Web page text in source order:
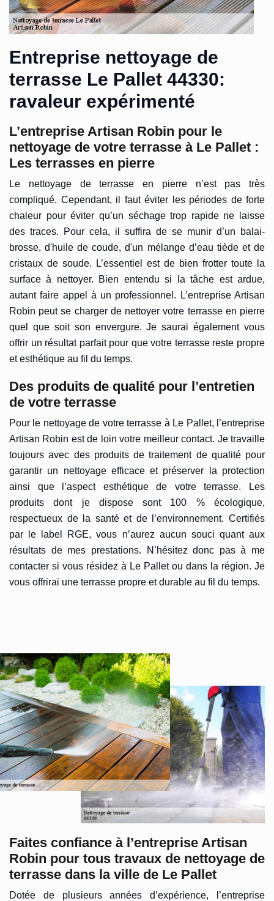
Entreprise nettoyage de
terrasse Le Pallet 44330:
ravaleur expérimenté
L’entreprise Artisan Robin pour le
nettoyage de votre terrasse à Le Pallet :
Les terrasses en pierre
Le nettoyage de terrasse en pierre n’est pas très
compliqué. Cependant, il faut éviter les périodes de forte
chaleur pour éviter qu’un séchage trop rapide ne laisse
des traces. Pour cela, il suffira de se munir d’un balai-
brosse, d'huile de coude, d'un mélange d’eau tiède et de
cristaux de soude. L’essentiel est de bien frotter toute la
surface à nettoyer. Bien entendu si la tâche est ardue,
autant faire appel à un professionnel. L’entreprise Artisan
Robin peut se charger de nettoyer votre terrasse en pierre
quel que soit son envergure. Je saurai également vous
offrir un résultat parfait pour que votre terrasse reste propre
et esthétique au fil du temps.
Des produits de qualité pour l’entretien
de votre terrasse
Pour le nettoyage de votre terrasse à Le Pallet, l’entreprise
Artisan Robin est de loin votre meilleur contact. Je travaille
toujours avec des produits de traitement de qualité pour
garantir un nettoyage efficace et préserver la protection
ainsi que l’aspect esthétique de votre terrasse. Les
produits dont je dispose sont 100 % écologique,
respectueux de la santé et de l’environnement. Certifiés
par le label RGE, vous n’aurez aucun souci quant aux
résultats de mes prestations. N’hésitez donc pas à me
contacter si vous résidez à Le Pallet ou dans la région. Je
vous offrirai une terrasse propre et durable au fil du temps.
Faites confiance à l’entreprise Artisan
Robin pour tous travaux de nettoyage de
terrasse dans la ville de Le Pallet
Dotée de plusieurs années d’expérience, l’entreprise